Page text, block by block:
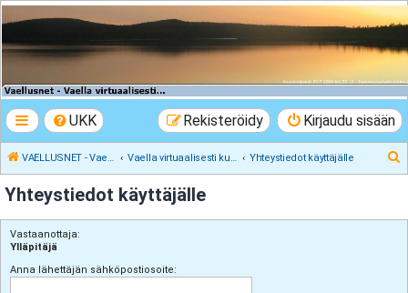
VAELLUSNET -
Vaellusturinat II
UKK Kirjaudu sisään
Rekisteröidy
VAELLUSNET - Vaellusturinat II Vaella virtuaalisesti kunnes pääset oikeasti Yhteystiedot käyttäjälle
i
Yhteystiedot käyttäjälle
Vastaanottaja:
Ylläpitäjä
Anna lähettäjän sähköpostiosoite: